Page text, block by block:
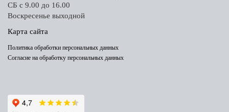
СБ с 9.00 до 16.00
Воскресенье выходной
Карта сайта
Политика обработки персональных данных
Согласие на обработку персональных данных